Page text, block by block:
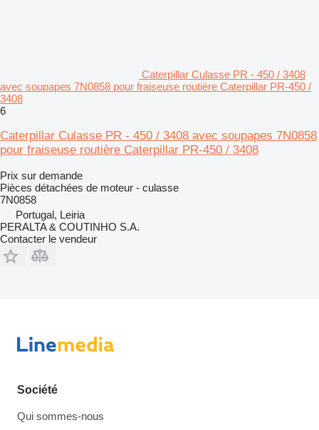
Caterpillar Culasse PR - 450 / 3408
avec soupapes 7N0858 pour fraiseuse routière Caterpillar PR-450 /
3408
6
Caterpillar Culasse PR - 450 / 3408 avec soupapes 7N0858
pour fraiseuse routière Caterpillar PR-450 / 3408
Prix sur demande
Pièces détachées de moteur - culasse
7N0858
Portugal, Leiria
PERALTA & COUTINHO S.A.
Contacter le vendeur
Société
Qui sommes-nous